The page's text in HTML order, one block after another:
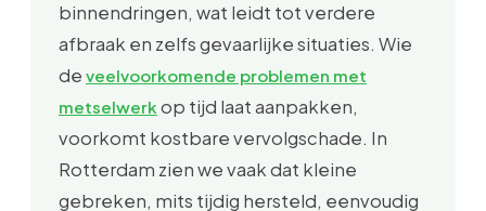
binnendringen, wat leidt tot verdere
afbraak en zelfs gevaarlijke situaties. Wie
de veelvoorkomende problemen met
metselwerk op tijd laat aanpakken,
voorkomt kostbare vervolgschade. In
Rotterdam zien we vaak dat kleine
gebreken, mits tijdig hersteld, eenvoudig